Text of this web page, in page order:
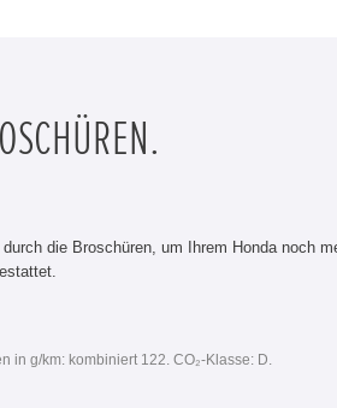
die Broschüren, um Ihrem Honda noch
in g/km: kombiniert 122. CO₂-Klasse: D.